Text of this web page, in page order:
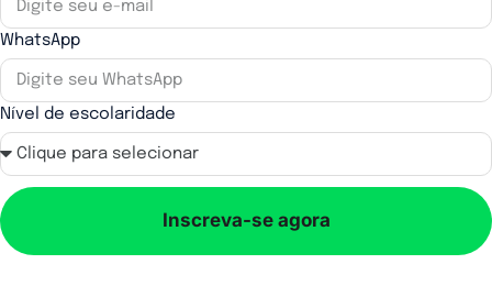
WhatsApp
Nível de escolaridade
Inscreva-se agora